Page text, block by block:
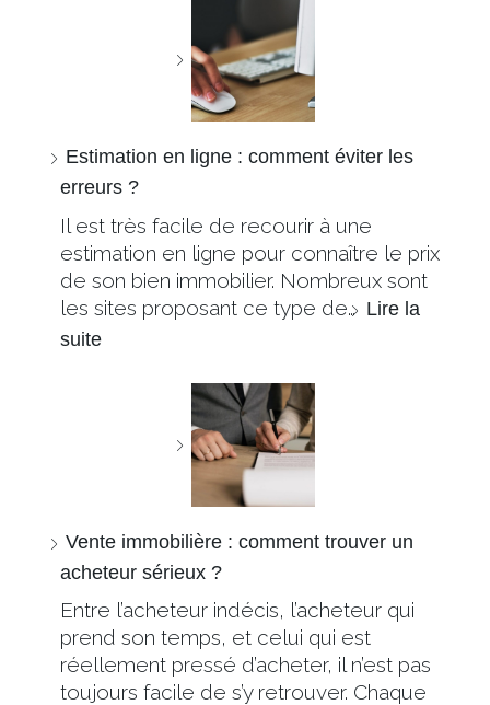
Estimation en ligne : comment éviter les
erreurs ?
Il est très facile de recourir à une
estimation en ligne pour connaître le prix
de son bien immobilier. Nombreux sont
les sites proposant ce type de… Lire la
suite
Vente immobilière : comment trouver un
acheteur sérieux ?
Entre l’acheteur indécis, l’acheteur qui
prend son temps, et celui qui est
réellement pressé d’acheter, il n’est pas
toujours facile de s’y retrouver. Chaque